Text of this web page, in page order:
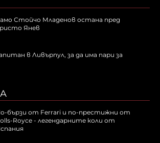
Стойчо Младенов остана пред
Янев
в Ливърпул, за да има пари за
бързи от Ferrari и по-престижни от
Royce - легендарните коли от